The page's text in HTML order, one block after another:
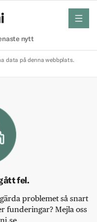
nytt
meny
data på denna webbplats.
fel.
problemet så snart
funderingar? Mejla oss